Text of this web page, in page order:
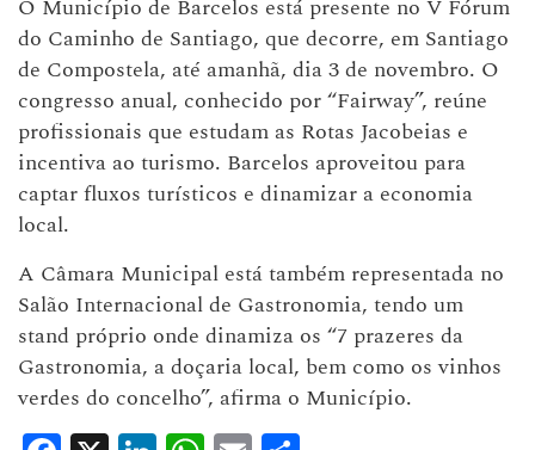
O Município de Barcelos está presente no V Fórum
do Caminho de Santiago, que decorre, em Santiago
de Compostela, até amanhã, dia 3 de novembro. O
congresso anual, conhecido por “Fairway”, reúne
profissionais que estudam as Rotas Jacobeias e
incentiva ao turismo. Barcelos aproveitou para
captar fluxos turísticos e dinamizar a economia
local.
A Câmara Municipal está também representada no
Salão Internacional de Gastronomia, tendo um
stand próprio onde dinamiza os “7 prazeres da
Gastronomia, a doçaria local, bem como os vinhos
verdes do concelho”, afirma o Município.